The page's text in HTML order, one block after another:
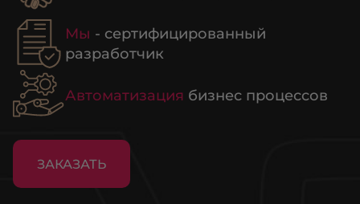
Мы - сертифицированный
разработчик
Автоматизация бизнес процессов
ЗАКАЗАТЬ